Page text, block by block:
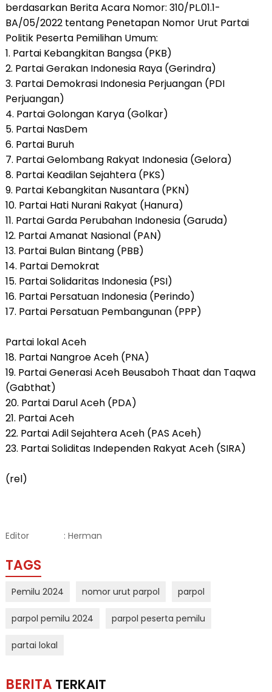
berdasarkan Berita Acara Nomor: 310/PL.01.1-
BA/05/2022 tentang Penetapan Nomor Urut Partai
Politik Peserta Pemilihan Umum:
1. Partai Kebangkitan Bangsa (PKB)
2. Partai Gerakan Indonesia Raya (Gerindra)
3. Partai Demokrasi Indonesia Perjuangan (PDI
Perjuangan)
4. Partai Golongan Karya (Golkar)
5. Partai NasDem
6. Partai Buruh
7. Partai Gelombang Rakyat Indonesia (Gelora)
8. Partai Keadilan Sejahtera (PKS)
9. Partai Kebangkitan Nusantara (PKN)
10. Partai Hati Nurani Rakyat (Hanura)
11. Partai Garda Perubahan Indonesia (Garuda)
12. Partai Amanat Nasional (PAN)
13. Partai Bulan Bintang (PBB)
14. Partai Demokrat
15. Partai Solidaritas Indonesia (PSI)
16. Partai Persatuan Indonesia (Perindo)
17. Partai Persatuan Pembangunan (PPP)
Partai lokal Aceh
18. Partai Nangroe Aceh (PNA)
19. Partai Generasi Aceh Beusaboh Thaat dan Taqwa
(Gabthat)
20. Partai Darul Aceh (PDA)
21. Partai Aceh
22. Partai Adil Sejahtera Aceh (PAS Aceh)
23. Partai Soliditas Independen Rakyat Aceh (SIRA)
(rel)
Editor : Herman
TAGS
Pemilu 2024 nomor urut parpol parpol
parpol pemilu 2024 parpol peserta pemilu
partai lokal
BERITA TERKAIT